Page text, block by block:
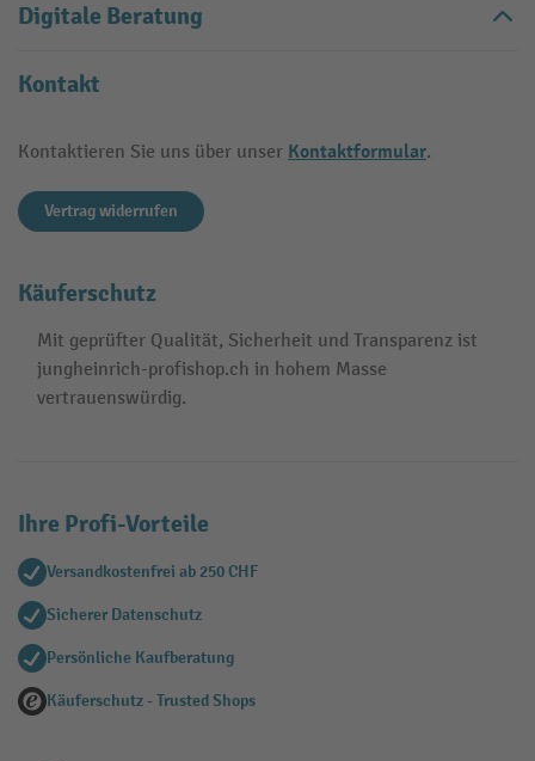
Digitale Beratung
Kontakt
Kontaktieren Sie uns über unser Kontaktformular.
Vertrag widerrufen
Käuferschutz
Mit geprüfter Qualität, Sicherheit und Transparenz ist
jungheinrich-profishop.ch in hohem Masse
vertrauenswürdig.
Ihre Profi-Vorteile
Versandkostenfrei ab 250 CHF
Sicherer Datenschutz
Persönliche Kaufberatung
Käuferschutz - Trusted Shops